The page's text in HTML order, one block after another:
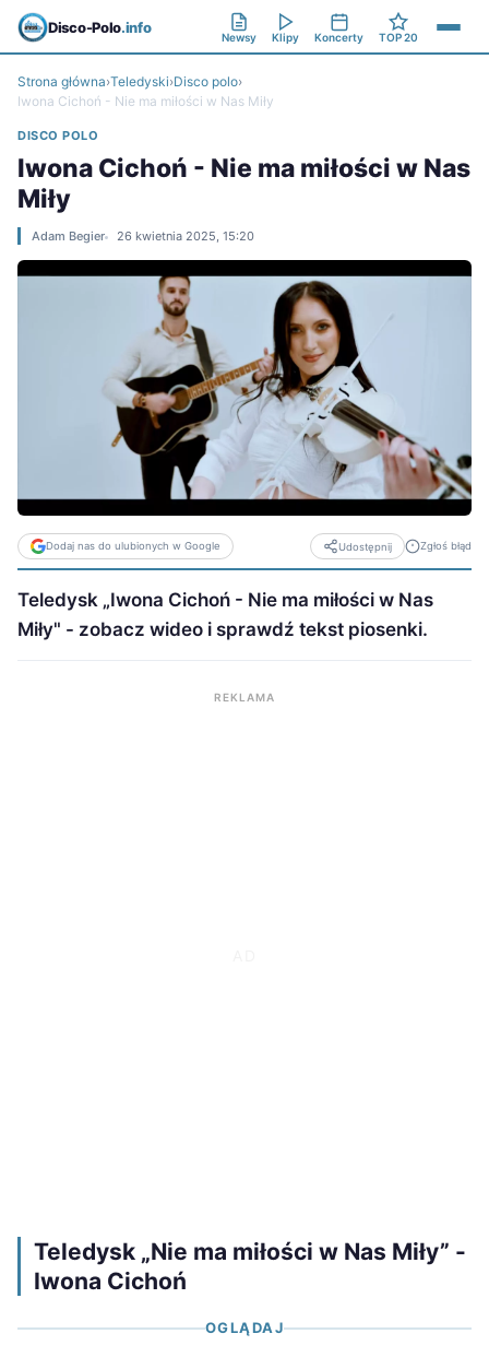
Disco-Polo.info
Newsy Klipy Koncerty TOP 20
Strona główna›Teledyski›Disco polo›
Iwona Cichoń - Nie ma miłości w Nas Miły
DISCO POLO
Iwona Cichoń - Nie ma miłości w Nas
Miły
Adam Begier 26 kwietnia 2025, 15:20
Dodaj nas do ulubionych w Google Udostępnij Zgłoś błąd
Teledysk „Iwona Cichoń - Nie ma miłości w Nas
Miły" - zobacz wideo i sprawdź tekst piosenki.
REKLAMA
Teledysk „Nie ma miłości w Nas Miły” -
Iwona Cichoń
OGLĄDAJ